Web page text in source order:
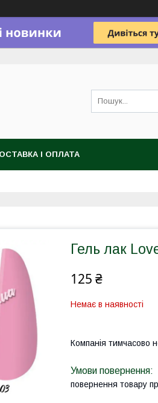
І ОПЛАТА
Гель лак
125 ₴
Немає в наявності
Компанія тимчасово
повернення товару